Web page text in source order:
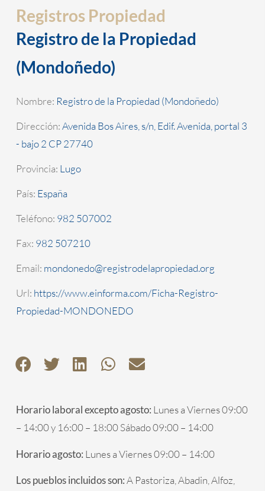
Registros Propiedad
Registro de la Propiedad
(Mondoñedo)
Nombre: Registro de la Propiedad (Mondoñedo)
Dirección:Avenida Bos Aires, s/n, Edif. Avenida, portal 3
- bajo 2 CP 27740
Provincia: Lugo
País: España
Teléfono: 982 507002
Fax: 982 507210
Email: mondonedo@registrodelapropiedad.org
Url: https://www.einforma.com/Ficha-Registro-
Propiedad-MONDONEDO
Horario laboral excepto agosto: Lunes a Viernes 09:00
– 14:00 y 16:00 – 18:00 Sábado 09:00 – 14:00
Horario agosto: Lunes a Viernes 09:00 – 14:00
Los pueblos incluidos son:A Pastoriza, Abadin, Alfoz,